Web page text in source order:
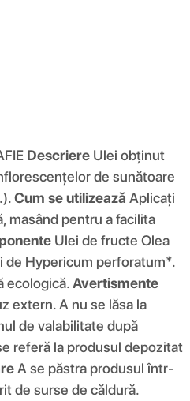
Descriere Ulei obținut
de sunătoare
Cum se utilizează Aplicați
masând pentru a facilita
Ulei de fructe Olea
de Hypericum perforatum*.
ecologică.Avertismente
extern. A nu se lăsa la
de valabilitate după
referă la produsul depozitat
A se păstra produsul într-
de surse de căldură.